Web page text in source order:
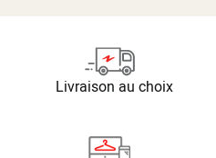
Livraison au choix